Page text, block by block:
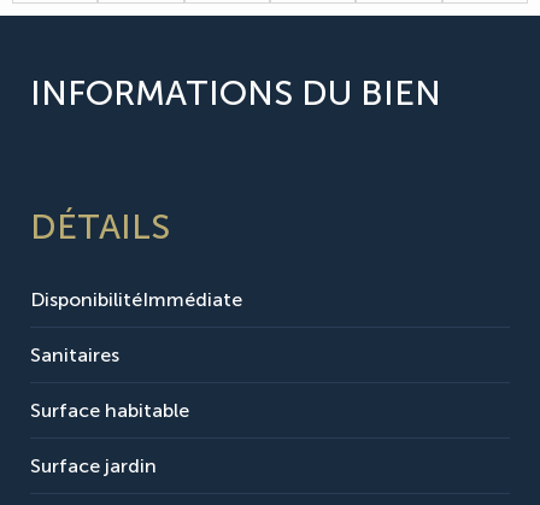
INFORMATIONS DU BIEN
DÉTAILS
DisponibilitéImmédiate
Sanitaires
Surface habitable
Surface jardin